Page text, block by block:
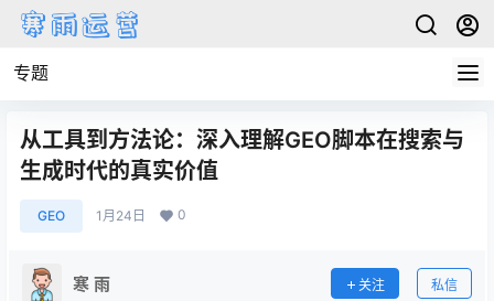
专题
从工具到方法论：深入理解GEO脚本在搜索与
生成时代的真实价值
GEO 1月24日 0
寒 雨 关注 私信